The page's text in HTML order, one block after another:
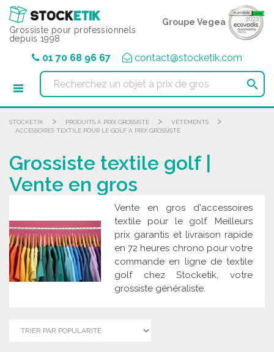
Grossiste pour professionnels
depuis 1998
Groupe Vegea
01 70 68 96 67 contact@stocketik.com

STOCKETIK > PRODUITS À PRIX GROSSISTE > VÊTEMENTS >
ACCESSOIRES TEXTILE POUR LE GOLF À PRIX GROSSISTE
Grossiste textile golf |
Vente en gros
Vente en gros d'accessoires
textile pour le golf. Meilleurs
prix garantis et livraison rapide
en 72 heures chrono pour votre
commande en ligne de textile
golf chez Stocketik, votre
grossiste généraliste.
Panneau de gestion des cookies